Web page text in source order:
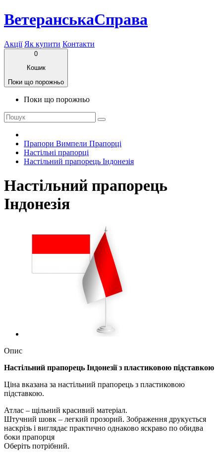
ВетеранськаСправа
Акції Як купити Контакти
0
Кошик
Поки що порожньо
Поки що порожньо
Прапори Вимпели Прапорці
Настільні прапорці
Настільний прапорець Індонезія
Настільний прапорець
Індонезія
Опис
Настільний прапорець Індонезії з пластиковою підставкою
Ціна вказана за настільний прапорець з пластиковою
підставкою.
Атлас – щільний красивий матеріал.
Штучний шовк – легкий прозорий. Зображення друкується
наскрізь і виглядає практично однаково яскраво по обидва
боки прапорця
Оберіть потрібний.